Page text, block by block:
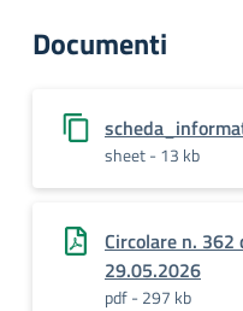
Documenti
sheet - 13 kb
Circolare n.
29.05.2026
pdf - 297 kb